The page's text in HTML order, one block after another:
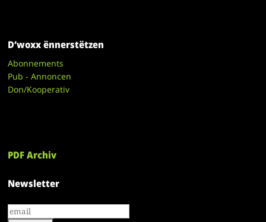
D’woxx ënnerstëtzen
Abonnements
Pub - Annoncen
Don/Kooperativ
PDF Archiv
Newsletter